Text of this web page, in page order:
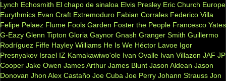
Lynch Echosmith El chapo de sinaloa Elvis Presley Eric Church Europe
Eurythmics Evan Craft Extremoduro Fabian Corrales Federico Villa
Felipe Pelaez Flume Fools Garden Foster the People Francesco Yates
G-Eazy Glenn Tipton Gloria Gaynor Gnash Granger Smith Guillermo
Rodríguez Fiffe Hayley Williams He Is We Héctor Lavoe Igor
Presnyakov Israel IZ Kamakawiwo'ole Ivan Ovalle Ivan Villazon JAF JP
Cooper Jake Owen James Arthur James Blunt Jason Aldean Jason
Donovan Jhon Alex Castaño Joe Cuba Joe Perry Johann Strauss Jon